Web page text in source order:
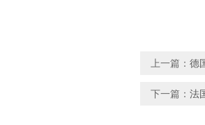
上一篇： 德
下一篇： 法